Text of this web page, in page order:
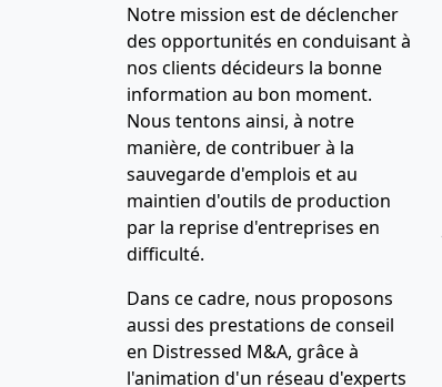
Notre mission est de déclencher
des opportunités en conduisant à
nos clients décideurs la bonne
information au bon moment.
Nous tentons ainsi, à notre
manière, de contribuer à la
sauvegarde d'emplois et au
maintien d'outils de production
par la reprise d'entreprises en
difficulté.
Dans ce cadre, nous proposons
aussi des prestations de conseil
en Distressed M&A, grâce à
l'animation d'un réseau d'experts